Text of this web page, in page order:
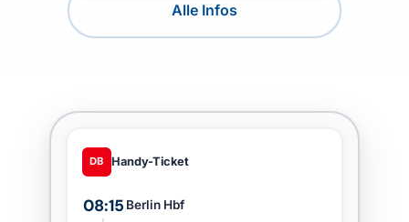
Alle Infos
DB Handy-Ticket
08:15 Berlin Hbf